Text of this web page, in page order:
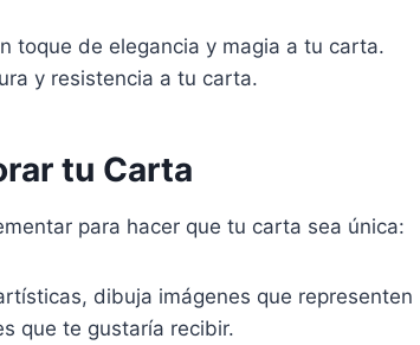
toque de elegancia y magia a tu carta.
y resistencia a tu carta.
tu Carta
para hacer que tu carta sea única:
dibuja imágenes que representen
que te gustaría recibir.